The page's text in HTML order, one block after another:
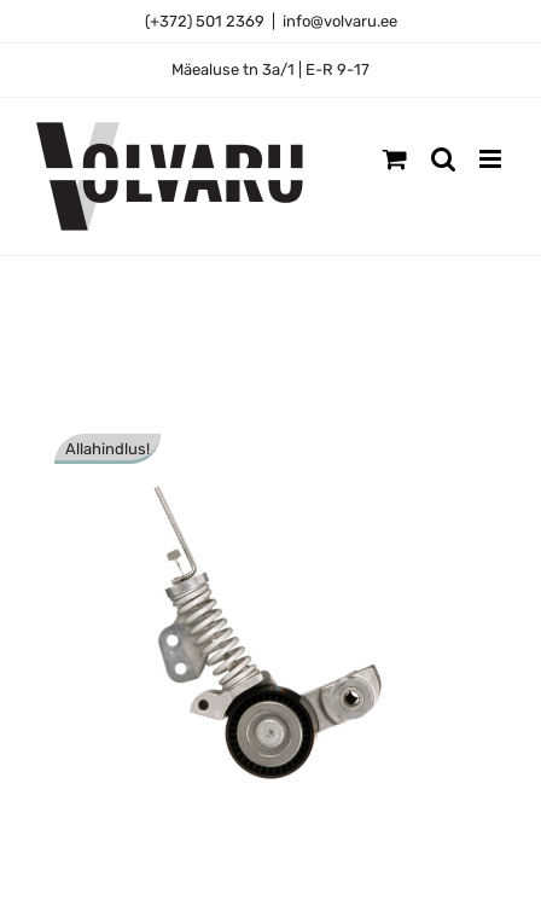
(+372) 501 2369 info@volvaru.ee
Mäealuse tn 3a/1 | E-R 9-17
Allahindlus!